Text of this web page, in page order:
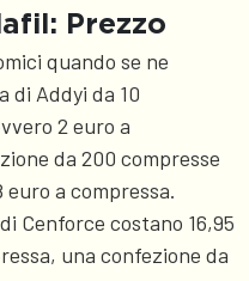
Prezzo
quando se ne
di Addyi da 10
2 euro a
da 200 compresse
a compressa.
Cenforce costano 16,95
una confezione da